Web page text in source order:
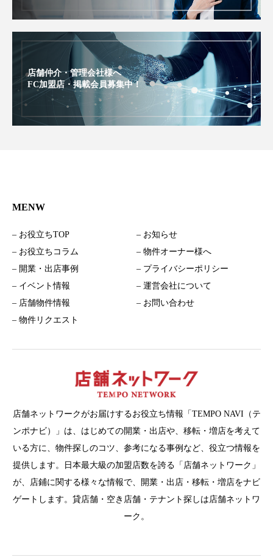
店舗仲介・管理会社様へ
FC加盟店・掲載会員募集中！
MENW
– お役立ちTOP
– お役立ちコラム
– 開業・出店事例
– イベント情報
– 店舗物件情報
– 物件リクエスト
– お知らせ
– 物件オーナー様へ
– プライバシーポリシー
– 運営会社について
– お問い合わせ
店舗ネットワークがお届けするお役立ち情報「TEMPO NAVI（テ
ンポナビ）」は、はじめての開業・出店や、移転・増店を考えて
いる方に、物件探しのコツ、参考になる事例など、役立つ情報を
提供します。日本最大級の加盟店数を誇る「店舗ネットワーク」
が、店鋪に関する様々な情報で、開業・出店・移転・増店をナビ
ゲートします。貸店舗・空き店舗・テナント探しは店舗ネットワ
ーク。